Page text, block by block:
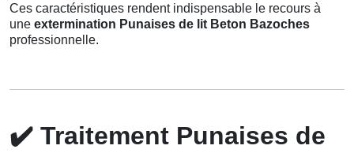
Ces caractéristiques rendent indispensable le recours à
une extermination Punaises de lit Beton Bazoches
professionnelle.
✔️ Traitement Punaises de